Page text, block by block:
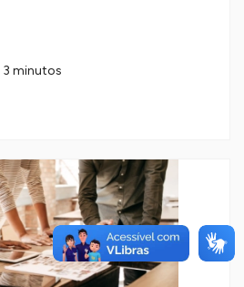
3 minutos